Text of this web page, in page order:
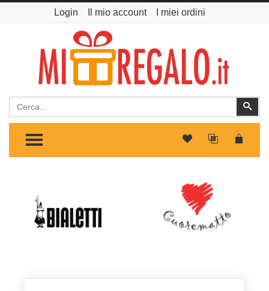
Login Il mio account I miei ordini
Cerca
TOGGLE MENU